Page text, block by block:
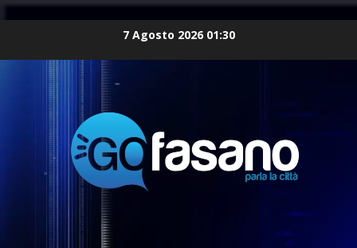
7 Agosto 2026 01:30